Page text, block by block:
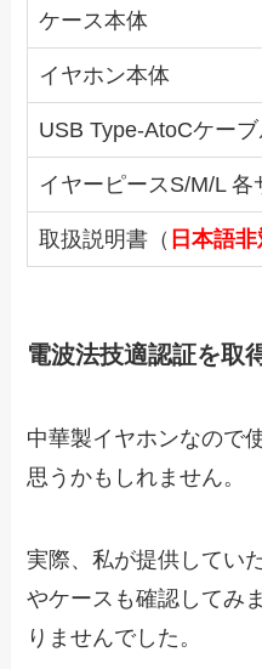
ケース本体
イヤホン本体
USB Type-AtoCケー
イヤーピースS/M/L 各
取扱説明書（ 日本語
電波法技適認証を取
中華製イヤホンなので
思うかもしれません。
実際、私が提供してい
やケースも確認してみ
りませんでした。